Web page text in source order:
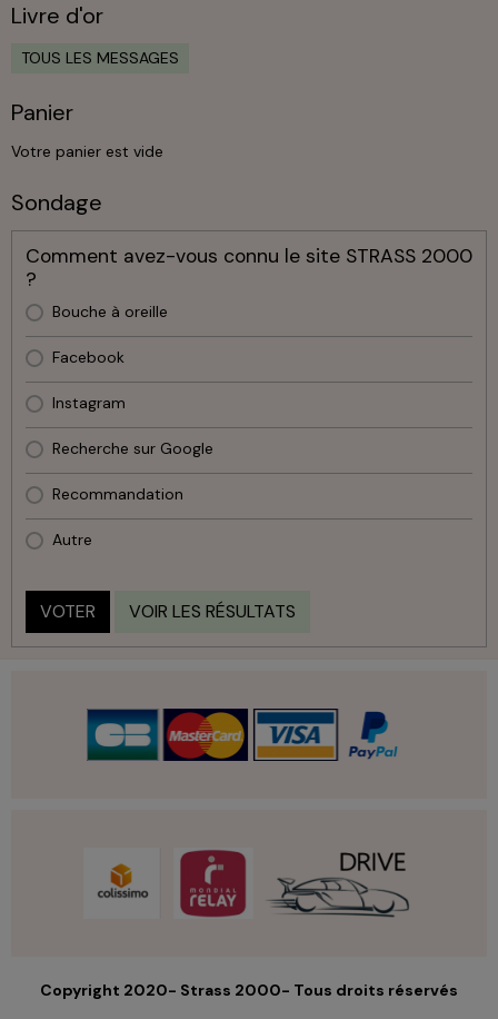
Livre d'or
TOUS LES MESSAGES
Panier
Votre panier est vide
Sondage
Comment avez-vous connu le site STRASS 2000
?
Bouche à oreille
Facebook
Instagram
Recherche sur Google
Recommandation
Autre
VOTER VOIR LES RÉSULTATS
Copyright 2020- Strass 2000- Tous droits réservés